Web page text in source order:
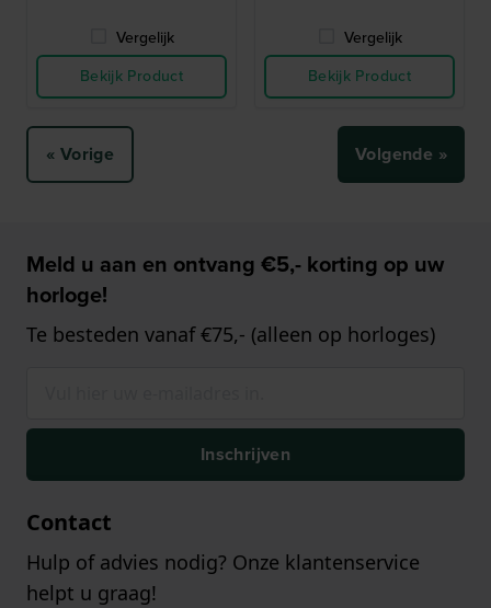
Vergelijk
Bekijk Product
Vergelijk
Bekijk Product
« Vorige Volgende »
Meld u aan en ontvang €5,- korting op uw
horloge!
Te besteden vanaf €75,- (alleen op horloges)
Inschrijven
Contact
Hulp of advies nodig? Onze klantenservice
helpt u graag!